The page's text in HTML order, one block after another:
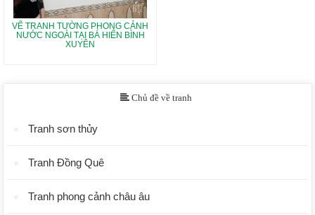
VẼ TRANH TƯỜNG PHONG CẢNH
NƯỚC NGOÀI TẠI BÁ HIẾN BÌNH
XUYÊN
Chủ đề về tranh
Tranh sơn thủy
Tranh Đồng Quê
Tranh phong cảnh châu âu